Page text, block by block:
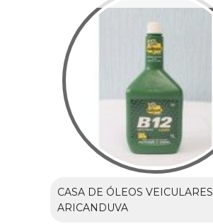
CASA DE ÓLEOS
ARICANDUVA